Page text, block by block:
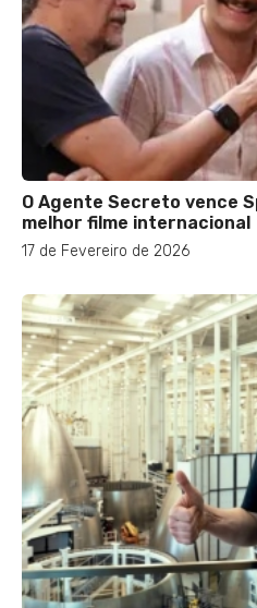
O Agente Secreto vence
melhor filme internacional
17 de Fevereiro de 2026